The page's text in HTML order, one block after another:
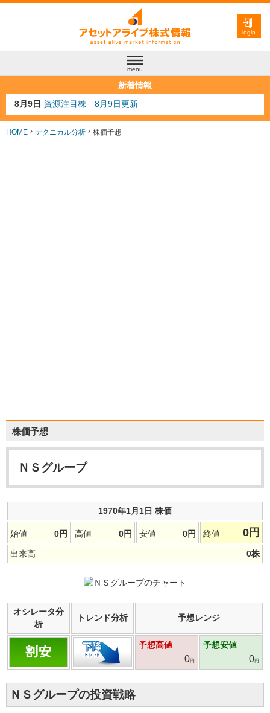
login
menu
新着情報
8月4日 AI注目株 8月4日更新
8月3日 人気業種注目株 8月3日更新
8月2日 金融注目株 8月2日更新
HOME テクニカル分析 株価予想
株価予想
ＮＳグループ
1970年1月1日 株価
始値 0円 高値 0円 安値 0円 終値 0 円
出来高 0株
オシレータ分
析
トレンド分析 予想レンジ
予想高値
0円
予想安値
0円
ＮＳグループの投資戦略